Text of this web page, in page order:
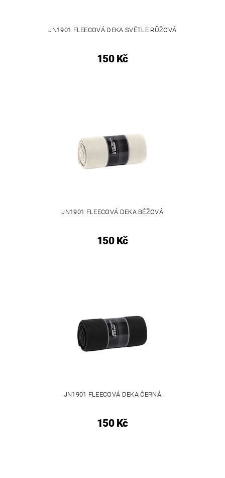
JN1901 FLEECOVÁ DEKA SVĚTLE RŮŽOVÁ
150 Kč
JN1901 FLEECOVÁ DEKA BÉŽOVÁ
150 Kč
JN1901 FLEECOVÁ DEKA ČERNÁ
150 Kč